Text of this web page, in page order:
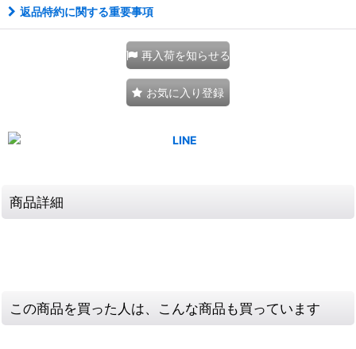
返品特約に関する重要事項
再入荷を知らせる
お気に入り登録
商品詳細
この商品を買った人は、こんな商品も買っています